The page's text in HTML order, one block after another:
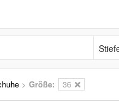
> Größe: 36